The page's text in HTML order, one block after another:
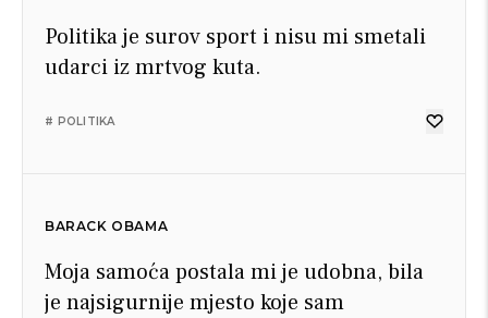
Politika je surov sport i nisu mi smetali
udarci iz mrtvog kuta.
# POLITIKA
BARACK OBAMA
Moja samoća postala mi je udobna, bila
je najsigurnije mjesto koje sam